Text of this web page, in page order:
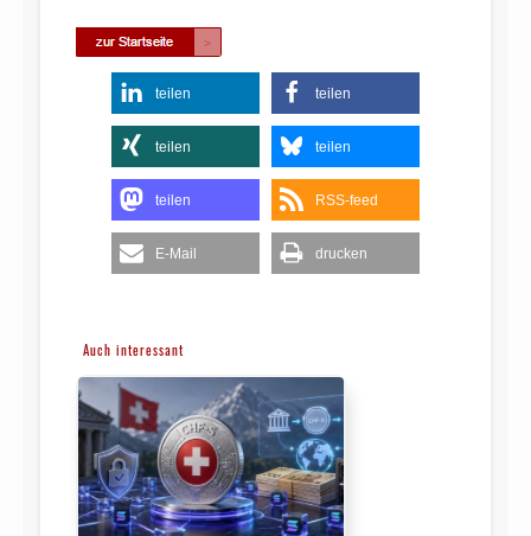
teilen teilen
teilen teilen
teilen RSS-feed
E-Mail drucken
Auch interessant